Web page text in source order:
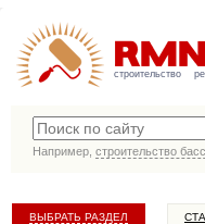
строительство
Например, строительство
ВЫБРАТЬ РАЗДЕЛ